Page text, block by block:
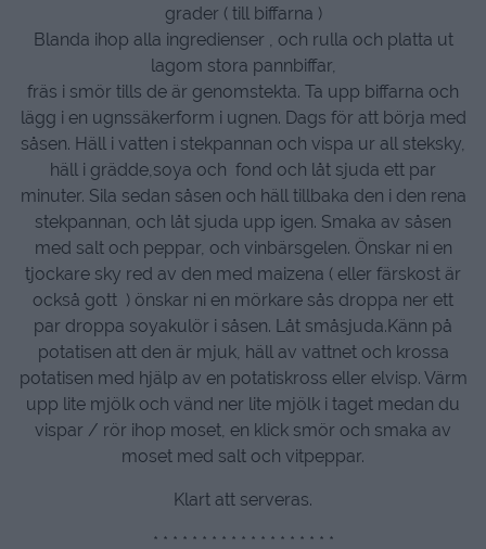
grader ( till biffarna )
Blanda ihop alla ingredienser , och rulla och platta ut
lagom stora pannbiffar,
fräs i smör tills de är genomstekta. Ta upp biffarna och
lägg i en ugnssäkerform i ugnen. Dags för att börja med
såsen. Häll i vatten i stekpannan och vispa ur all steksky,
häll i grädde,soya och fond och låt sjuda ett par
minuter. Sila sedan såsen och häll tillbaka den i den rena
stekpannan, och låt sjuda upp igen. Smaka av såsen
med salt och peppar, och vinbärsgelen. Önskar ni en
tjockare sky red av den med maizena ( eller färskost är
också gott ) önskar ni en mörkare sås droppa ner ett
par droppa soyakulör i såsen. Låt småsjuda.Känn på
potatisen att den är mjuk, häll av vattnet och krossa
potatisen med hjälp av en potatiskross eller elvisp. Värm
upp lite mjölk och vänd ner lite mjölk i taget medan du
vispar / rör ihop moset, en klick smör och smaka av
moset med salt och vitpeppar.
Klart att serveras.
* * * * * * * * * * * * * * * * * * *